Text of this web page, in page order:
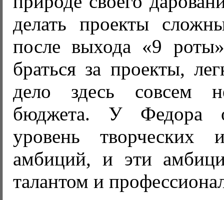
делать проекты
после выхода «9
браться за проекты,
дело здесь совсем
бюджета. У Федора
уровень творческих
амбиций, и эти
талантом и